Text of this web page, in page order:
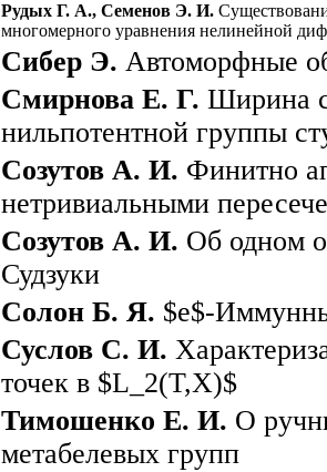
Рудых Г. А., Семенов Э. И.
многомерного уравнения нелинейной
Сибер Э. Автоморфные
Смирнова Е. Г. Ширина
нильпотентной группы
Созутов А. И. Финитно
нетривиальными
Созутов А. И. Об одном
Судзуки
Солон Б. Я. $e$-
Суслов С. И.
точек в $L_2(T,X)$
Тимошенко Е. И. О
метабелевых групп